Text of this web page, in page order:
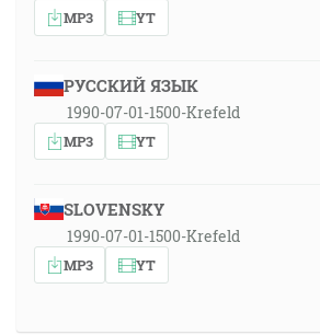
MP3 YT
РУССКИЙ ЯЗЫК
1990-07-01-1500-Krefeld
MP3 YT
SLOVENSKY
1990-07-01-1500-Krefeld
MP3 YT